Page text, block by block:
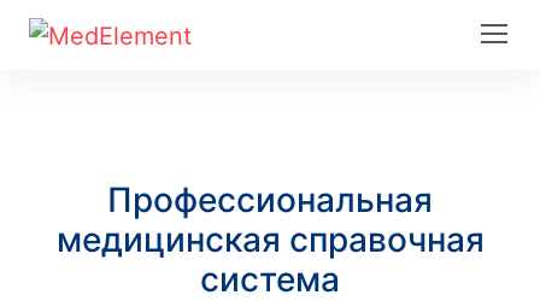
Профессиональная
медицинская справочная
система